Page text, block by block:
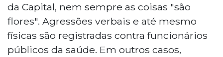
da Capital, nem sempre as coisas "são
flores". Agressões verbais e até mesmo
físicas são registradas contra funcionários
públicos da saúde. Em outros casos,